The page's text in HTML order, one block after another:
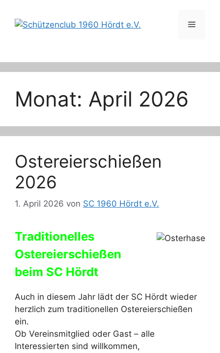
Inhalt
springen
Menü
Monat: April 2026
Ostereierschießen
2026
1. April 2026 von SC 1960 Hördt e.V.
Traditionelles
Ostereierschießen
beim SC Hördt
Auch in diesem Jahr lädt der SC Hördt wieder
herzlich zum traditionellen Ostereierschießen
ein.
Ob Vereinsmitglied oder Gast – alle
Interessierten sind willkommen,